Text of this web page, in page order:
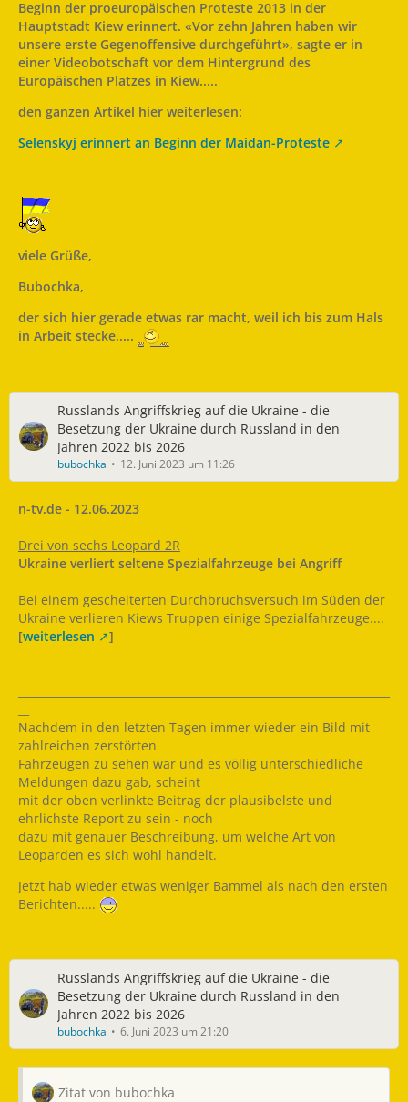
Beginn der proeuropäischen Proteste 2013 in der
Hauptstadt Kiew erinnert. «Vor zehn Jahren haben wir
unsere erste Gegenoffensive durchgeführt», sagte er in
einer Videobotschaft vor dem Hintergrund des
Europäischen Platzes in Kiew.....
den ganzen Artikel hier weiterlesen:
Selenskyj erinnert an Beginn der Maidan-Proteste
viele Grüße,
Bubochka,
der sich hier gerade etwas rar macht, weil ich bis zum Hals
in Arbeit stecke.....
Russlands Angriffskrieg auf die Ukraine - die
Besetzung der Ukraine durch Russland in den
Jahren 2022 bis 2026
bubochka 12. Juni 2023 um 11:26
n-tv.de - 12.06.2023
Drei von sechs Leopard 2R
Ukraine verliert seltene Spezialfahrzeuge bei Angriff
Bei einem gescheiterten Durchbruchsversuch im Süden der
Ukraine verlieren Kiews Truppen einige Spezialfahrzeuge....
[weiterlesen ]
Nachdem in den letzten Tagen immer wieder ein Bild mit
zahlreichen zerstörten
Fahrzeugen zu sehen war und es völlig unterschiedliche
Meldungen dazu gab, scheint
mit der oben verlinkte Beitrag der plausibelste und
ehrlichste Report zu sein - noch
dazu mit genauer Beschreibung, um welche Art von
Leoparden es sich wohl handelt.
Jetzt hab wieder etwas weniger Bammel als nach den ersten
Berichten.....
Russlands Angriffskrieg auf die Ukraine - die
Besetzung der Ukraine durch Russland in den
Jahren 2022 bis 2026
bubochka 6. Juni 2023 um 21:20
Zitat von bubochka